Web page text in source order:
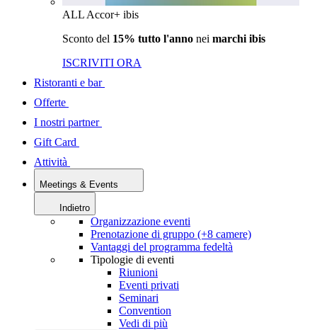
ALL Accor+ ibis
Sconto del 15% tutto l'anno nei marchi ibis
ISCRIVITI ORA
Ristoranti e bar
Offerte
I nostri partner
Gift Card
Attività
Meetings & Events
Indietro
Organizzazione eventi
Prenotazione di gruppo (+8 camere)
Vantaggi del programma fedeltà
Tipologie di eventi
Riunioni
Eventi privati
Seminari
Convention
Vedi di più